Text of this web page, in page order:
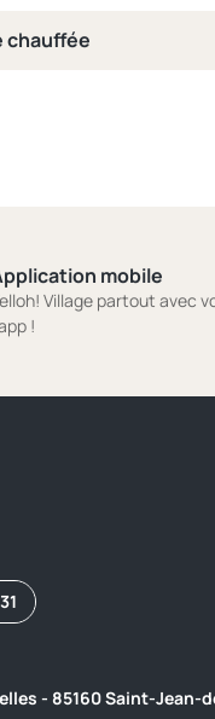
chauffée
mobile
Village partout avec
!
- 85160 Saint-Jean-